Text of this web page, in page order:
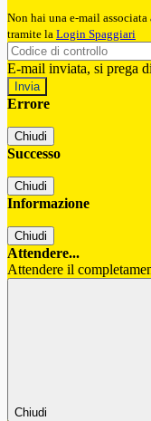
Non hai una e-mail
tramite la Login Spaggiari
E-mail inviata, si prega
Errore
Chiudi
Successo
Chiudi
Informazione
Chiudi
Attendere...
Attendere il
Chiudi